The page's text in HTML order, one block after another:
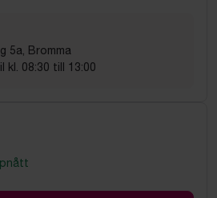
5a, Bromma
kl. 08:30 till 13:00